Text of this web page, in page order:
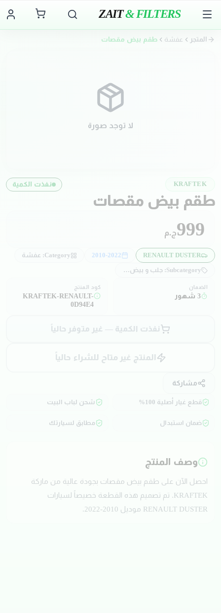
ZAIT& FILTERS
المتجر عفشة طقم بيض مقصات
لا توجد صورة
KRAFTEK نفذت الكمية
طقم بيض مقصات
999ج.م
RENAULT DUSTER
2010-2022
Category: عفشة
Subcategory: جلب و بيض مقصات
الضمان
3 شهور
كود المنتج
KRAFTEK-RENAULT-
0D94E4
نفذت الكمية — غير متوفر حالياً
المنتج غير متاح للشراء حالياً
مشاركة
قطع غيار أصلية 100% شحن لباب البيت
ضمان استبدال مطابق لسيارتك
وصف المنتج
احصل الآن على طقم بيض مقصات بجودة عالية من ماركة
KRAFTEK. تم تصميم هذه القطعة خصيصاً لسيارات
RENAULT DUSTER موديل 2010-2022.